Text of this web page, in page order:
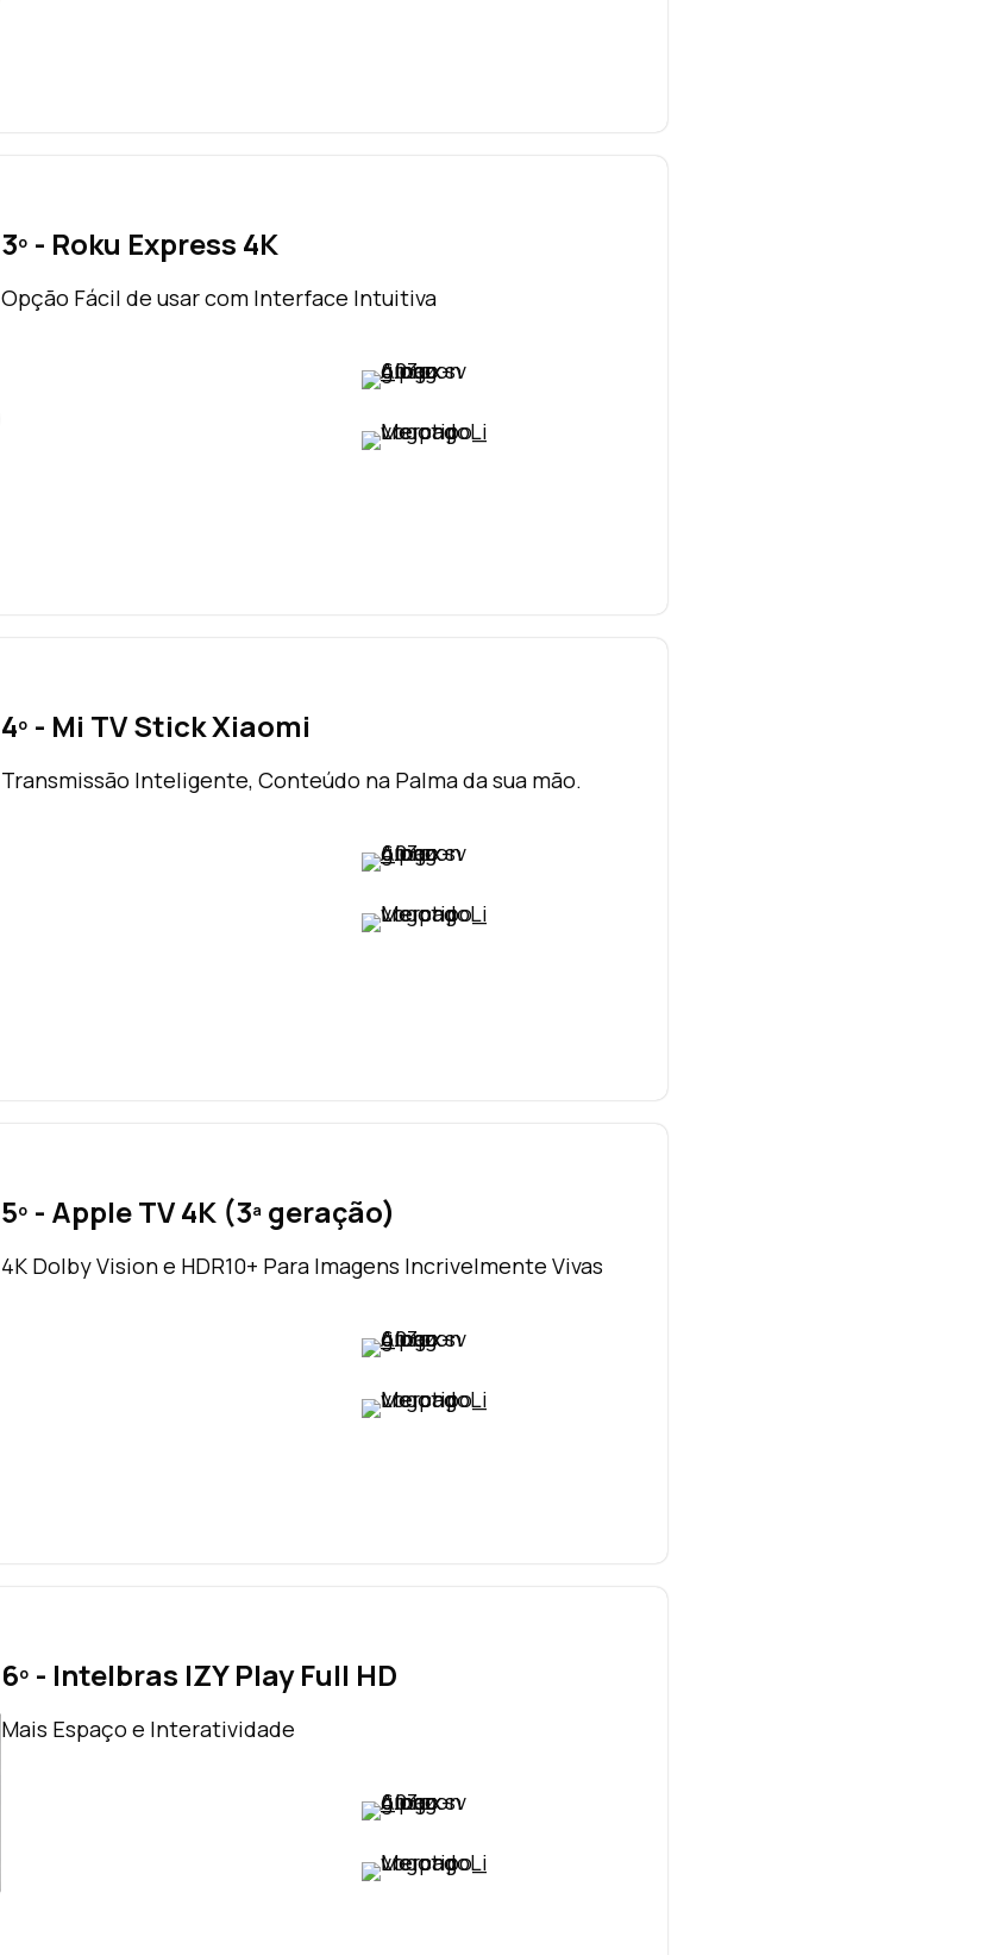
3º - Roku Express 4K
Opção Fácil de usar com Interface Intuitiva
4º - Mi TV Stick Xiaomi
Transmissão Inteligente, Conteúdo na Palma da sua mão.
5º - Apple TV 4K (3ª geração)
4K Dolby Vision e HDR10+ Para Imagens Incrivelmente Vivas
6º - Intelbras IZY Play Full HD
Mais Espaço e Interatividade